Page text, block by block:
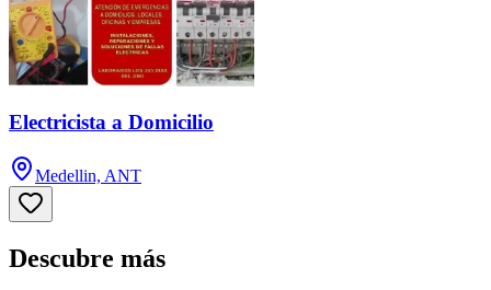
Electricista a Domicilio
Medellin, ANT
Descubre más